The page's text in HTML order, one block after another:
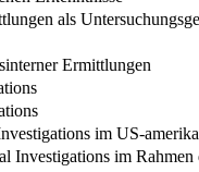
als
Ermittlungen
im US-
Investigations im Rahmen